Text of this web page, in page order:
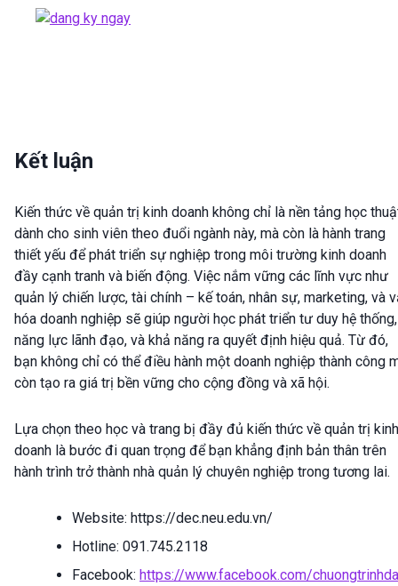
Kết luận
Kiến thức về quản trị kinh doanh không chỉ là nền tảng học
dành cho sinh viên theo đuổi ngành này, mà còn là hành trang
thiết yếu để phát triển sự nghiệp trong môi trường kinh doanh
đầy cạnh tranh và biến động. Việc nắm vững các lĩnh vực như
quản lý chiến lược, tài chính – kế toán, nhân sự, marketing, và
hóa doanh nghiệp sẽ giúp người học phát triển tư duy hệ thống,
năng lực lãnh đạo, và khả năng ra quyết định hiệu quả. Từ đó,
bạn không chỉ có thể điều hành một doanh nghiệp thành công
còn tạo ra giá trị bền vững cho cộng đồng và xã hội.
Lựa chọn theo học và trang bị đầy đủ kiến thức về quản trị kinh
doanh là bước đi quan trọng để bạn khẳng định bản thân trên
hành trình trở thành nhà quản lý chuyên nghiệp trong tương lai.
Website: https://dec.neu.edu.vn/
Hotline: 091.745.2118
Facebook: https://www.facebook.com/